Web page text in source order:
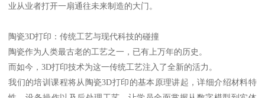
业从业者打开一扇通往未来制造的大门。
陶瓷3D打印：传统工艺与现代科技的碰撞
陶瓷作为人类最古老的工艺之一，已有上万年的历史。
而如今，3D打印技术为这一传统工艺注入了全新的活力。
我们的培训课程将从陶瓷3D打印的基本原理讲起，详细介绍材料特